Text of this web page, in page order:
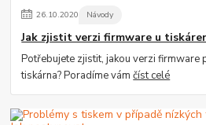
26.10.2020 Návody
Jak zjistit verzi firmware u
Potřebujete zjistit, jakou verzi firmware
tiskárna? Poradíme vámčíst celé